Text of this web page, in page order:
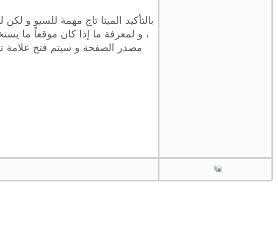
بالتأكيد الميتا تاج مهمة للسيو و
، و لمعرفة ما إذا كان موقعاً ما
مصدر الصفحة و سيتم فتح علامة